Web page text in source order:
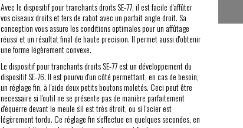
Avec le dispositif pour tranchants droits SE-77, il est facile d'affûter
vos ciseaux droits et fers de rabot avec un par­fait angle droit. Sa
conception vous assure les conditions optimales pour un affûtage
réussi et un résultat final de haute precision. Il permet aussi d'obtenir
une forme légèrement convexe.
Le dispositif pour tranchants droits SE-77 est un développe­ment du
dispositif SE-76. Il est pourvu d'un côté permettant, en cas de besoin,
un réglage fin, à l'aide deux petits boutons moletés. Ceci peut être
necessaire si l'outil ne se présente pas de manière parfaitement
d'équerre devant le meule s'il est très étroit, ou si l'acier est
légèrement tordu. Ce réglage fin s'effectue en quelques secondes, en